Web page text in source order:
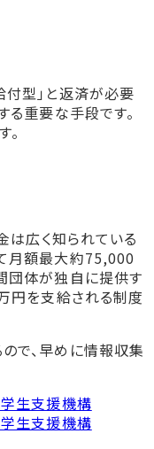
型」と返済が必要
る重要な手段です。
は広く知られている
月額最大約75,000
団体が独自に提供す
円を支給される制度
で、早めに情報収集
生支援機構
生支援機構